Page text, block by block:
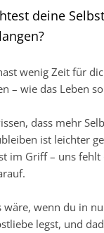
deine
wenig Zeit für
– wie das Leben
dass mehr
ist leichter
im Griff – uns
wäre, wenn du in
legst, und